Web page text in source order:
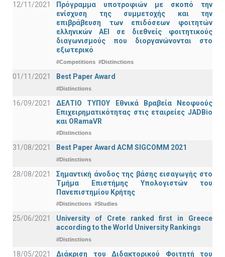
12/11/2021
Πρόγραμμα υποτροφιών με σκοπό την
ενίσχυση της συμμετοχής και την
επιβράβευση των επιδόσεων φοιτητών
ελληνικών ΑΕΙ σε διεθνείς φοιτητικούς
διαγωνισμούς που διοργανώνονται στο
εξωτερικό
#Competitions #Distinctions
01/11/2021 Best Paper Award
#Distinctions
16/09/2021
ΔΕΛΤΙΟ ΤΥΠΟΥ Εθνικά Βραβεία Νεοφυούς
Επιχειρηματικότητας στις εταιρείες JADBio
και ORamaVR
#Distinctions
31/08/2021 Best Paper Award ACM SIGCOMM 2021
#Distinctions
28/08/2021
Σημαντική άνοδος της βάσης εισαγωγής στο
Τμήμα Επιστήμης Υπολογιστών του
Πανεπιστημίου Κρήτης
#Distinctions #Studies
25/06/2021
University of Crete ranked first in Greece
according to the World University Rankings
#Distinctions
18/05/2021 Διάκριση του Διδακτορικού Φοιτητή του